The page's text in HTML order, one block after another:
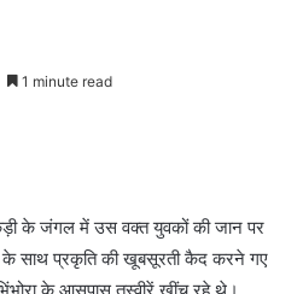
1 minute read
के जंगल में उस वक्‍त युवकों की जान पर
साथ प्रकृति की खूबसूरती कैद करने गए